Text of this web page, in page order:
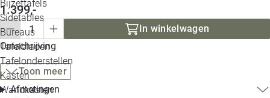
Bijzettafels
Sidetables
Bureaus
Tafelbladen
Tafelonderstellen
Kasten
Wandkasten
1.399,-
In winkelwagen
Omschrijving
Toon meer
Afmetingen